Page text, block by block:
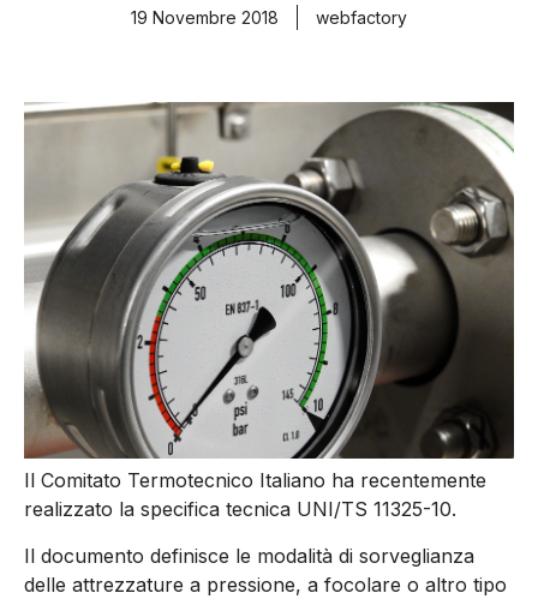
19 Novembre 2018
webfactory
Il Comitato Termotecnico Italiano ha recentemente
realizzato la specifica tecnica UNI/TS 11325-10.
Il documento definisce le modalità di sorveglianza
delle attrezzature a pressione, a focolare o altro tipo